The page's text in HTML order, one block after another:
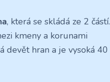
, která se skládá ze 2 částí.
kmeny a korunami
devět hran a je vysoká 40